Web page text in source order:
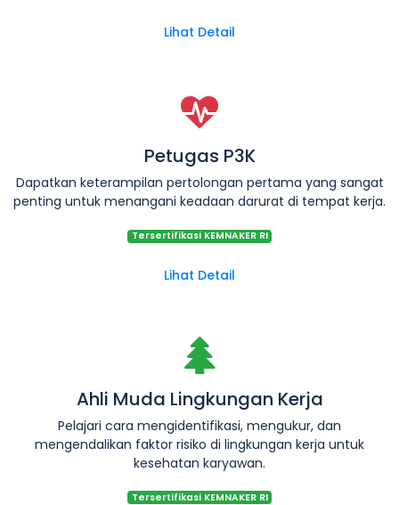
Lihat Detail
Petugas P3K
Dapatkan keterampilan pertolongan pertama yang sangat
penting untuk menangani keadaan darurat di tempat kerja.
Tersertifikasi KEMNAKER RI
Lihat Detail
Ahli Muda Lingkungan Kerja
Pelajari cara mengidentifikasi, mengukur, dan
mengendalikan faktor risiko di lingkungan kerja untuk
kesehatan karyawan.
Tersertifikasi KEMNAKER RI